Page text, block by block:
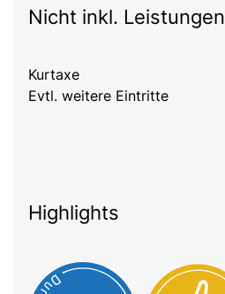
Nicht inkl. Leistungen
Kurtaxe
Evtl. weitere Eintritte
Highlights